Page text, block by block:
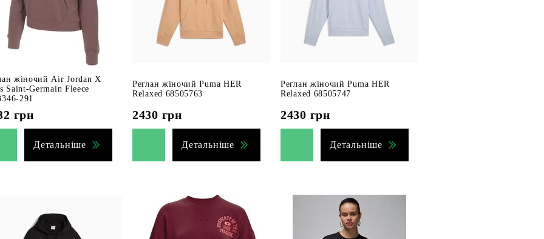
жіночий Air Jordan X
Saint-Germain Fleece
291
грн
Детальніше
Реглан жіночий Puma HER
Relaxed 68505763
2430 грн
Детальніше
Реглан жіночий Puma HER
Relaxed 68505747
2430 грн
Детальніше